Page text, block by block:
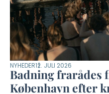
NYHEDER12. JULI 2026
Badning frarådes
København efter